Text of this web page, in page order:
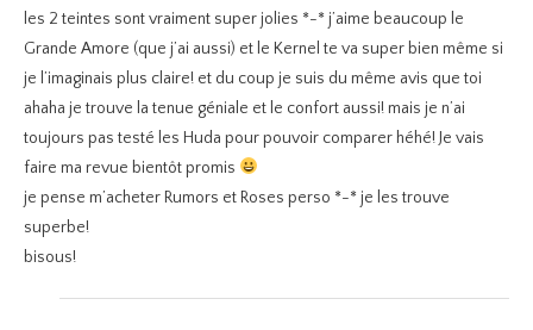
les 2 teintes sont vraiment super jolies *-* j’aime beaucoup le
Grande Amore (que j’ai aussi) et le Kernel te va super bien même si
je l’imaginais plus claire! et du coup je suis du même avis que toi
ahaha je trouve la tenue géniale et le confort aussi! mais je n’ai
toujours pas testé les Huda pour pouvoir comparer héhé! Je vais
faire ma revue bientôt promis
je pense m’acheter Rumors et Roses perso *-* je les trouve
superbe!
bisous!